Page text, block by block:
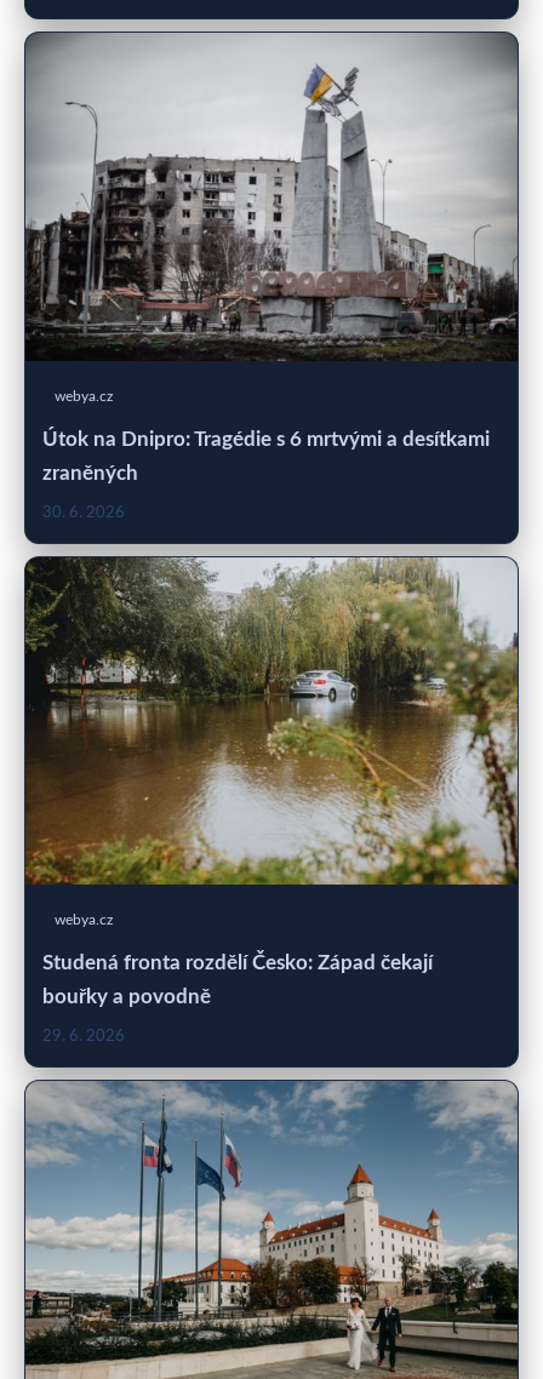
webya.cz
Útok na Dnipro: Tragédie s 6 mrtvými a desítkami
zraněných
30. 6. 2026
webya.cz
Studená fronta rozdělí Česko: Západ čekají
bouřky a povodně
29. 6. 2026